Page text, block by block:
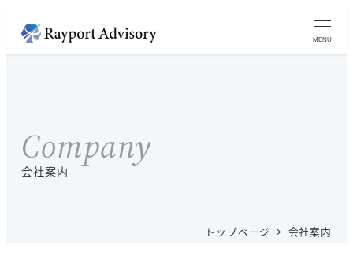
ン
MENU
会社案内
Company
トップページ 会社案内